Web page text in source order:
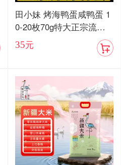
田小妹 烤海鸭蛋咸鸭蛋 1
0-20枚70g特大正宗流油
烤海鸭蛋广东红树林整箱
包邮
35元